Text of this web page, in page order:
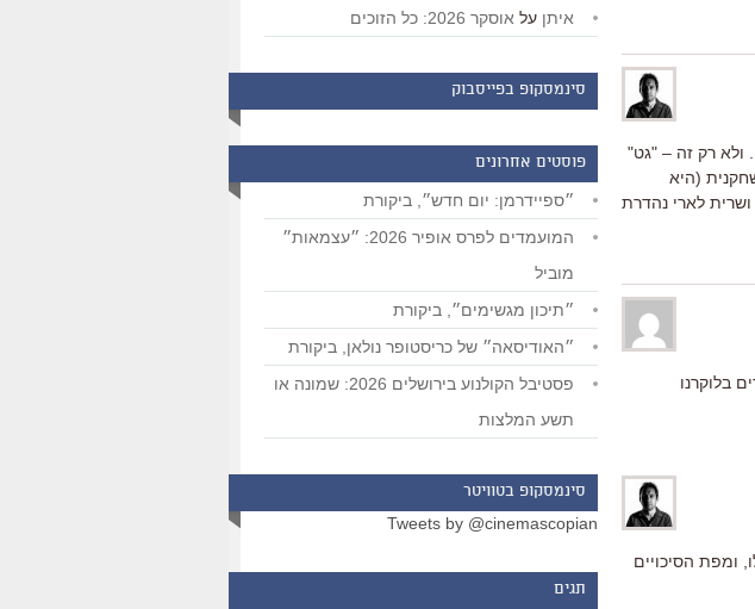
ולא רק זה – "גט"
(היא
ושרית לארי נהדרת
בלוקרנו
ומפת הסיכויים
איתן על אוסקר 2026: כל הזוכים
סינמסקופ בפייסבוק
פוסטים אחרונים
״ספיידרמן: יום חדש״, ביקורת
המועמדים לפרס אופיר 2026: ״עצמאות״
מוביל
״תיכון מגשימים״, ביקורת
״האודיסאה״ של כריסטופר נולאן, ביקורת
פסטיבל הקולנוע בירושלים 2026: שמונה או
תשע המלצות
סינמסקופ בטוויטר
Tweets by @cinemascopian
תגים